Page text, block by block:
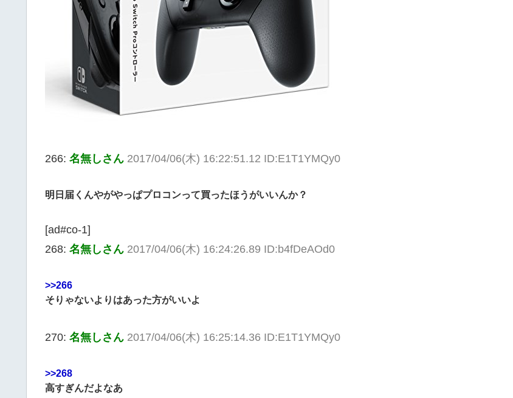
266: 名無しさん 2017/04/06(木) 16:22:51.12 ID:E1T1YMQy0
明日届くんやがやっぱプロコンって買ったほうがいいんか？
[ad#co-1]
268: 名無しさん 2017/04/06(木) 16:24:26.89 ID:b4fDeAOd0
>>266
そりゃないよりはあった方がいいよ
270: 名無しさん 2017/04/06(木) 16:25:14.36 ID:E1T1YMQy0
>>268
高すぎんだよなあ